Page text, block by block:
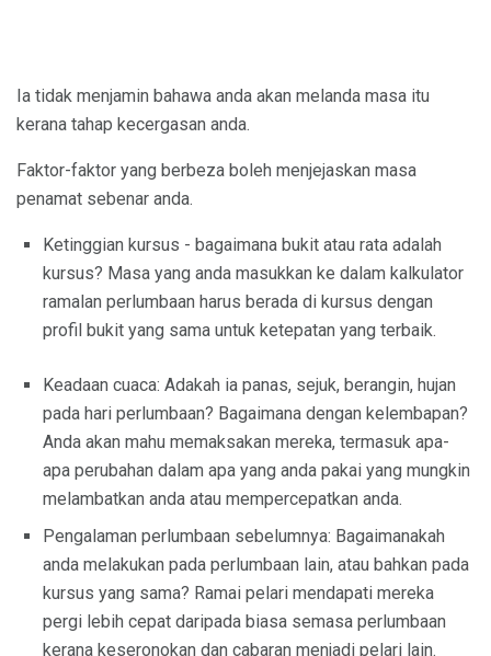
Ia tidak menjamin bahawa anda akan melanda masa itu
kerana tahap kecergasan anda.
Faktor-faktor yang berbeza boleh menjejaskan masa
penamat sebenar anda.
Ketinggian kursus - bagaimana bukit atau rata adalah
kursus? Masa yang anda masukkan ke dalam kalkulator
ramalan perlumbaan harus berada di kursus dengan
profil bukit yang sama untuk ketepatan yang terbaik.
Keadaan cuaca: Adakah ia panas, sejuk, berangin, hujan
pada hari perlumbaan? Bagaimana dengan kelembapan?
Anda akan mahu memaksakan mereka, termasuk apa-
apa perubahan dalam apa yang anda pakai yang mungkin
melambatkan anda atau mempercepatkan anda.
Pengalaman perlumbaan sebelumnya: Bagaimanakah
anda melakukan pada perlumbaan lain, atau bahkan pada
kursus yang sama? Ramai pelari mendapati mereka
pergi lebih cepat daripada biasa semasa perlumbaan
kerana keseronokan dan cabaran menjadi pelari lain.